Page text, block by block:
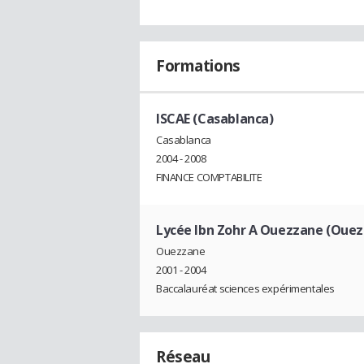
Formations
ISCAE (Casablanca)
Casablanca
2004 - 2008
FINANCE COMPTABILITE
Lycée Ibn Zohr A Ouezzane
Ouezzane
2001 - 2004
Baccalauréat sciences expérimentales
Réseau